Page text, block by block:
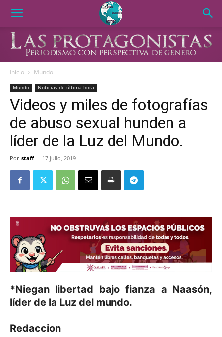
Inicio Mundo
Mundo Noticias de última hora
Videos y miles de fotografías
de abuso sexual hunden a
líder de la Luz del Mundo.
Por staff - 17 julio, 2019
*Niegan libertad bajo fianza a Naasón,
líder de la Luz del mundo.
Redaccion